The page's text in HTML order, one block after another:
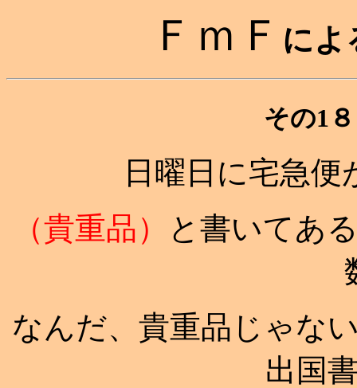
ＦｍＦ によ
その1
日曜日に宅急
（貴重品）
と書いてあ
なんだ、貴重品じゃな
出国